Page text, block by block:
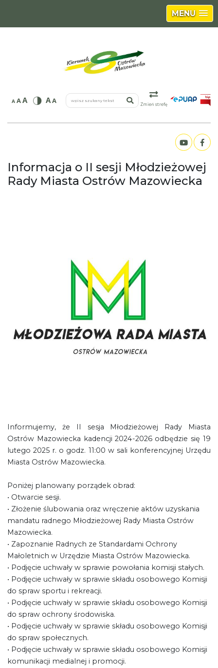
MENU
A AA AA wpisz szukany tekst
Zmień strefę
Informacja o II sesji Młodzieżowej
Rady Miasta Ostrów Mazowiecka
Informujemy, że II sesja Młodzieżowej Rady Miasta
Ostrów Mazowiecka kadencji 2024-2026 odbędzie się 19
lutego 2025 r. o godz. 11:00 w sali konferencyjnej Urzędu
Miasta Ostrów Mazowiecka.
Poniżej planowany porządek obrad:
• Otwarcie sesji.
• Złożenie ślubowania oraz wręczenie aktów uzyskania
mandatu radnego Młodzieżowej Rady Miasta Ostrów
Mazowiecka.
• Zapoznanie Radnych ze Standardami Ochrony
Małoletnich w Urzędzie Miasta Ostrów Mazowiecka.
• Podjęcie uchwały w sprawie powołania komisji stałych.
• Podjęcie uchwały w sprawie składu osobowego Komisji
do spraw sportu i rekreacji.
• Podjęcie uchwały w sprawie składu osobowego Komisji
do spraw ochrony środowiska.
• Podjęcie uchwały w sprawie składu osobowego Komisji
do spraw społecznych.
• Podjęcie uchwały w sprawie składu osobowego Komisji
komunikacji medialnej i promocji.